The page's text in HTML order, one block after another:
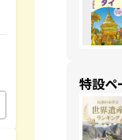
特設ペ